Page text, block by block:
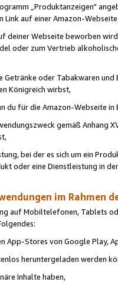
„Produktanzeigen"
Link auf einer Amazon-
deiner Webseite beworben
oder zum Vertrieb
Getränke oder Tabakwaren
Königreich wirbst,
du für die Amazon-Webseite in
gemäß Anhang
bei der es sich um ein
oder eine Dienstleistung in
im Rahmen
auf Mobiltelefonen, Tablets
App-Stores von Google Play,
heruntergeladen werden
Inhalte haben,